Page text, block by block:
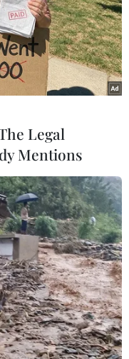
#Fed tăng lãi suất
tinh chế
Quốc
Legal
Mentions